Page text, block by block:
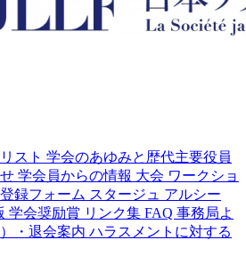
スト 学会のあゆみと歴代主要役員
学会員からの情報 大会 ワークショ
録フォーム スタージュ アルシー
学会奨励賞 リンク集 FAQ 事務局よ
・退会案内 ハラスメントに対する